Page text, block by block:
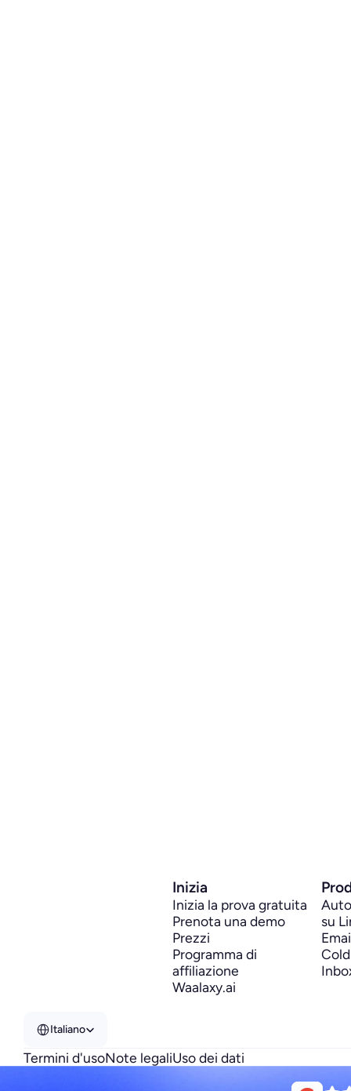
Inizia
Inizia la prova gratuita
Prenota una demo
Prezzi
Programma di
affiliazione
Waalaxy.ai
su
Italiano
Termini d'usoNote legaliUso dei dati